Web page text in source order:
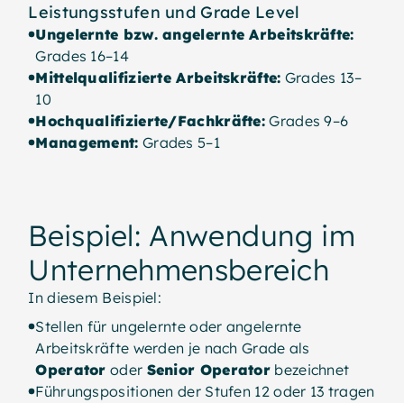
Leistungsstufen und Grade Level
Ungelernte bzw. angelernte Arbeitskräfte:
Grades 16–14
Mittelqualifizierte Arbeitskräfte: Grades 13–
10
Hochqualifizierte/Fachkräfte: Grades 9–6
Management: Grades 5–1
Beispiel: Anwendung im
Unternehmensbereich
In diesem Beispiel:
Stellen für ungelernte oder angelernte
Arbeitskräfte werden je nach Grade als
Operator oder Senior Operator bezeichnet
Führungspositionen der Stufen 12 oder 13 tragen